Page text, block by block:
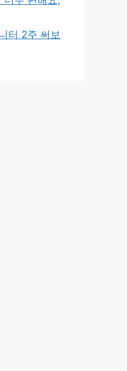
터 2주 써보